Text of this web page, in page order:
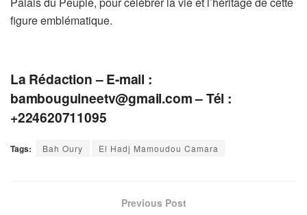
figure emblématique.
La Rédaction – E-mail :
bambouguineetv@gmail.com– Tél :
+224620711095
Tags: Bah Oury El Hadj Mamoudou Camara
Previous Post